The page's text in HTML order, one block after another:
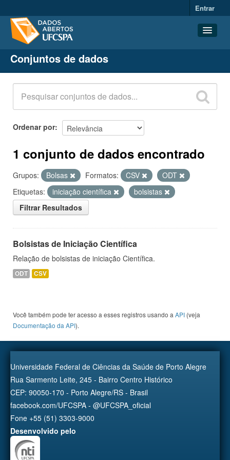
Entrar
Conjuntos de dados
Organizações
Grupos
Sobre
Conjuntos de dados
Ordenar por
1 conjunto de dados encontrado
Grupos: Bolsas Formatos: CSV
ODT
Etiquetas:
iniciação científica
bolsistas
Filtrar Resultados
Bolsistas de Iniciação Científica
Relação de bolsistas de iniciação Científica.
ODT CSV
Você também pode ter acesso a esses registros usando a API (veja
Documentação da API).
Universidade Federal de Ciências da Saúde de Porto Alegre
Rua Sarmento Leite, 245 - Bairro Centro Histórico
CEP: 90050-170 - Porto Alegre/RS - Brasil
facebook.com/UFCSPA - @UFCSPA_oficial
Fone +55 (51) 3303-9000
Desenvolvido pelo